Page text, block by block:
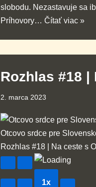
slobodu. Nezastavuje sa
Príhovory… Čítať viac »
Rozhlas #18 |
2. marca 2023
Otcovo srdce pre
Rozhlas #18 | Na ceste s
1x